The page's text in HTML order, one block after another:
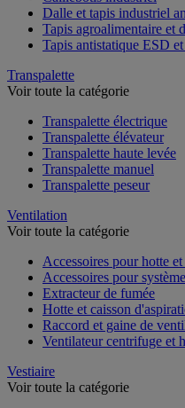
Dalle et tapis industriel
Tapis agroalimentaire et
Tapis antistatique ESD
Transpalette
Voir toute la catégorie
Transpalette électrique
Transpalette élévateur
Transpalette haute levée
Transpalette manuel
Transpalette peseur
Ventilation
Voir toute la catégorie
Accessoires pour hotte
Accessoires pour
Extracteur de fumée
Hotte et caisson
Raccord et gaine de
Ventilateur centrifuge et
Vestiaire
Voir toute la catégorie